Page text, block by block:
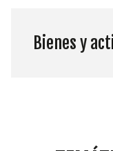
Bienes y